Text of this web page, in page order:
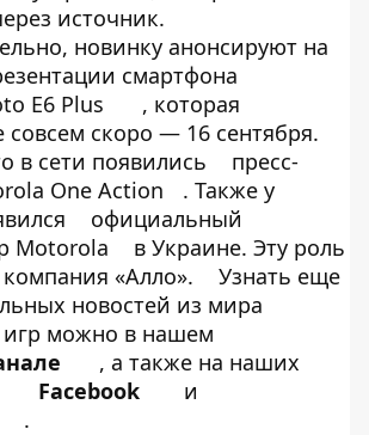
источник.
новинку анонсируют на
смартфона
E6 Plus
, которая
совсем скоро — 16 сентября.
в сети появились
пресс-
One Action
. Также у
официальный
Motorola
в Украине. Эту роль
«Алло».
Узнать еще
новостей из мира
игр можно в нашем
, а также на наших
Facebook
и
.